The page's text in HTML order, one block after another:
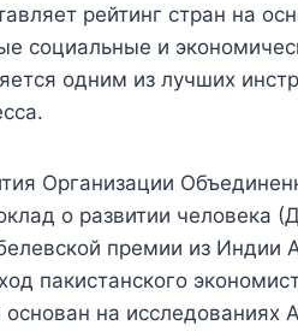
рейтинг стран на
социальные и
одним из лучших
Организации
о развитии человека
премии из Индии
пакистанского
на исследованиях